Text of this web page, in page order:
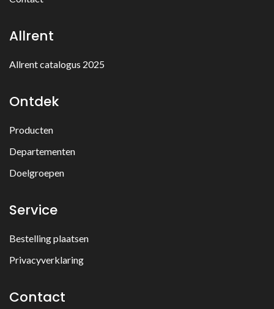
Allrent
Allrent catalogus 2025
Ontdek
Producten
Departementen
Doelgroepen
Service
Bestelling plaatsen
Privacyverklaring
Contact